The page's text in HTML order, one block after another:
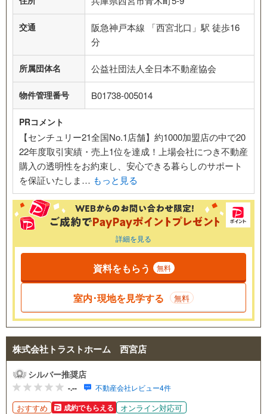
交通
阪急神戸本線 「西宮北口」駅 徒歩16
分
所属団体名 公益社団法人全日本不動産協会
物件管理番号 B01738-005014
PRコメント
【センチュリー21全国No.1店舗】約1000加盟店の中で20
22年度取引実績・売上1位を達成！上場会社につき不動産
購入の透明性をお約束し、安心できる暮らしのサポート
を保証いたしま… もっと見る
詳細を見る
資料をもらう 無料
室内･現地を見学する 無料
株式会社トラストホーム 西宮店
シルバー推奨店
-.-- 不動産会社レビュー4件
おすすめ 成約でもらえる オンライン対応可